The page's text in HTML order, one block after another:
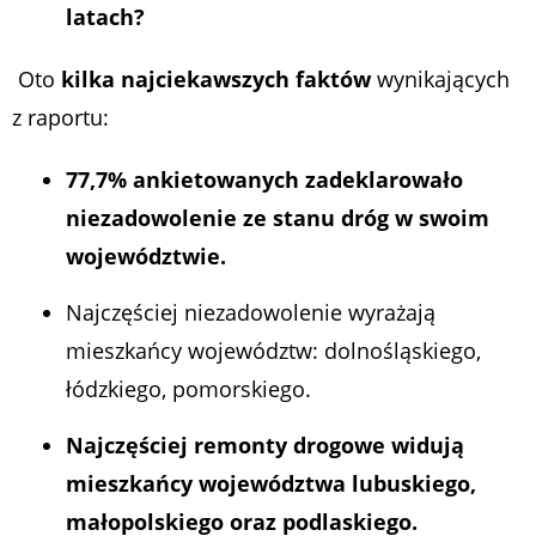
latach?
Oto kilka najciekawszych faktówwynikających
z raportu:
77,7% ankietowanych zadeklarowało
niezadowolenie ze stanu dróg w swoim
województwie.
Najczęściej niezadowolenie wyrażają
mieszkańcy województw: dolnośląskiego,
łódzkiego, pomorskiego.
Najczęściej remonty drogowe widują
mieszkańcy województwa lubuskiego,
małopolskiego oraz podlaskiego.